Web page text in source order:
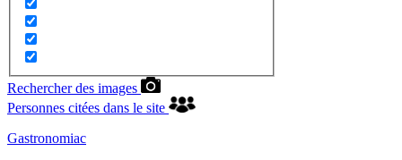
Rechercher des images
Personnes citées dans le site
Gastronomiac